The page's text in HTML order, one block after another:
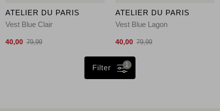
ATELIER DU PARIS
Vest Blue Clair
40,00 79,99
ATELIER DU PARIS
Vest Blue Lagon
40,00 79,99
1
Filter